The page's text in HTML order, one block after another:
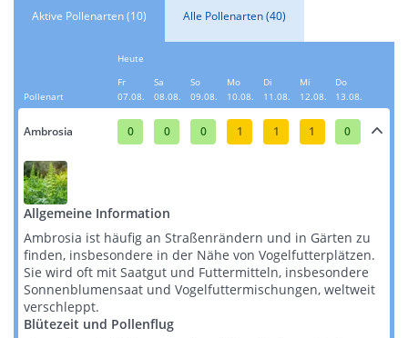
Aktive Pollenarten (10) Alle Pollenarten (40)
Pollenart
Heute
Fr
07.08.
Sa
08.08.
So
09.08.
Mo
10.08.
Di
11.08.
Mi
12.08.
Do
13.08.
Ambrosia 0 0 0 1 1 1 0
Allgemeine Information
Ambrosia ist häufig an Straßenrändern und in Gärten zu
finden, insbesondere in der Nähe von Vogelfutterplätzen.
Sie wird oft mit Saatgut und Futtermitteln, insbesondere
Sonnenblumensaat und Vogelfuttermischungen, weltweit
verschleppt​​​​.
Blütezeit und Pollenflug